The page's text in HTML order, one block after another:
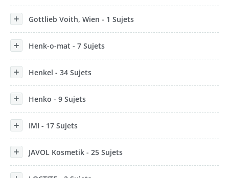
Gottlieb Voith, Wien - 1 Sujets
Henk-o-mat - 7 Sujets
Henkel - 34 Sujets
Henko - 9 Sujets
IMI - 17 Sujets
JAVOL Kosmetik - 25 Sujets